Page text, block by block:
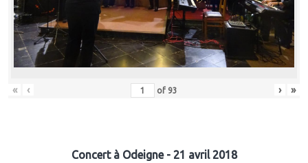
« ‹ of 93 › »
Concert à Odeigne - 21 avril 2018